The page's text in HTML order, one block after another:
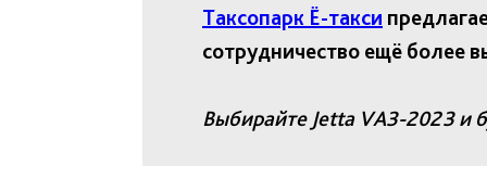
Таксопарк Ё-такси
сотрудничество ещё более
Выбирайте Jetta VA3-2023 и